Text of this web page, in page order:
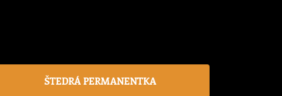
ŠTEDRÁ PERMANENTKA